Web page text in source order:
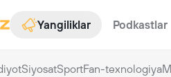
Yangiliklar Podkastlar
SiyosatSportFan-texnologiya